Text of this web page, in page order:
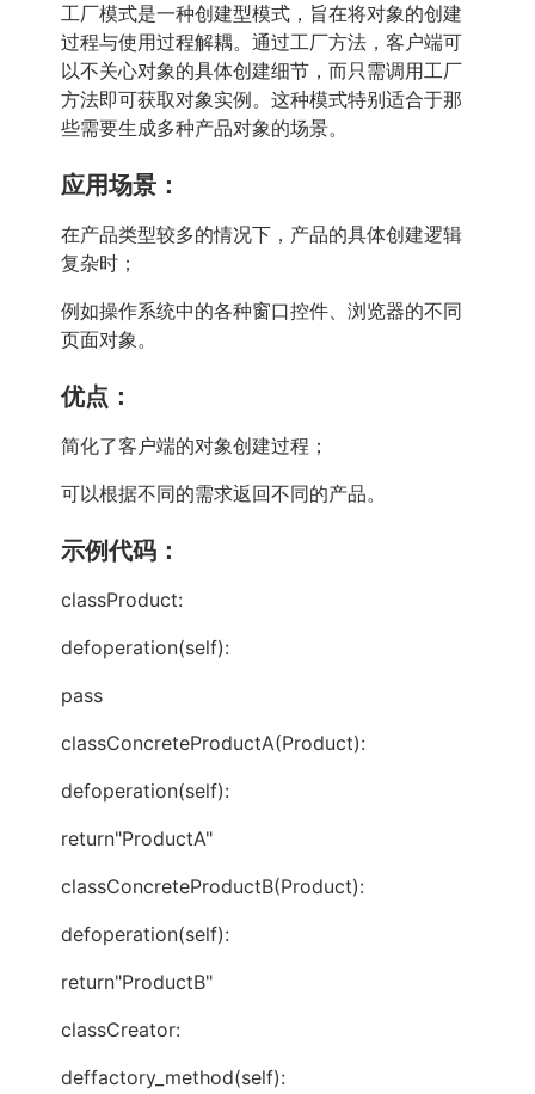
工厂模式是一种创建型模式，旨在将对象的创建
过程与使用过程解耦。通过工厂方法，客户端可
以不关心对象的具体创建细节，而只需调用工厂
方法即可获取对象实例。这种模式特别适合于那
些需要生成多种产品对象的场景。
应用场景：
在产品类型较多的情况下，产品的具体创建逻辑
复杂时；
例如操作系统中的各种窗口控件、浏览器的不同
页面对象。
优点：
简化了客户端的对象创建过程；
可以根据不同的需求返回不同的产品。
示例代码：
classProduct:
defoperation(self):
pass
classConcreteProductA(Product):
defoperation(self):
return"ProductA"
classConcreteProductB(Product):
defoperation(self):
return"ProductB"
classCreator:
deffactory_method(self):